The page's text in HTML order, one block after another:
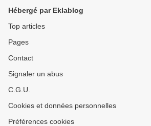
Hébergé par Eklablog
Top articles
Pages
Contact
Signaler un abus
C.G.U.
Cookies et données personnelles
Préférences cookies